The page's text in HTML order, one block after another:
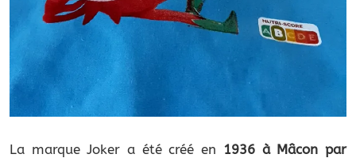
La marque Joker a été créé en 1936 à Mâcon par